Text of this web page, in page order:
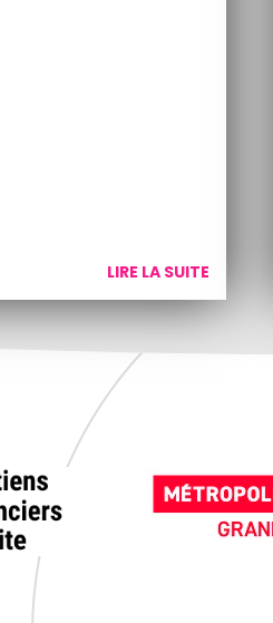
LIRE LA SUITE